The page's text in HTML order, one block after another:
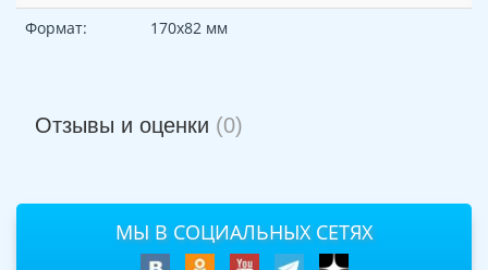
Формат:
170х82 мм
Отзывы и оценки (0)
МЫ В СОЦИАЛЬНЫХ СЕТЯХ